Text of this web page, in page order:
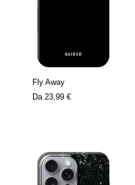
Fly Away
Da 23,99 €